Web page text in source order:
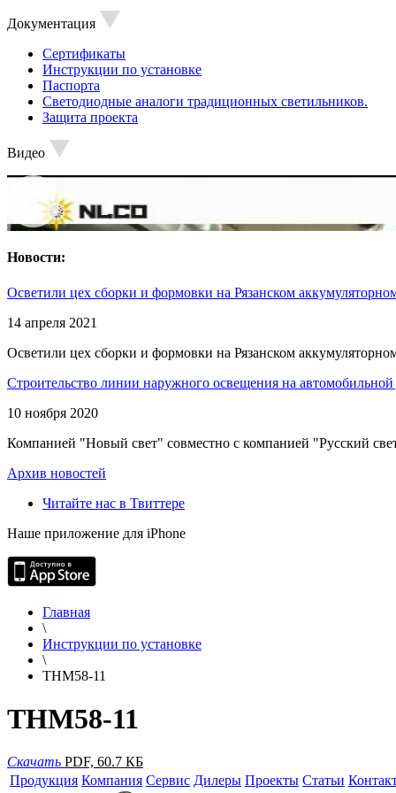
Документация
Сертификаты
Инструкции по установке
Паспорта
Светодиодные аналоги традиционных светильников.
Защита проекта
Видео
Новости:
Осветили цех сборки и формовки на Рязанском
14 апреля 2021
Осветили цех сборки и формовки на Рязанском
Строительство линии наружного освещения на
10 ноября 2020
Компанией "Новый свет" совместно с компанией "Русский
Архив новостей
Читайте нас в Твиттере
Наше приложение для iPhone
Главная
\
Инструкции по установке
\
THM58-11
THM58-11
Скачать PDF, 60.7 КБ
Продукция Компания Сервис Дилеры Проекты Статьи